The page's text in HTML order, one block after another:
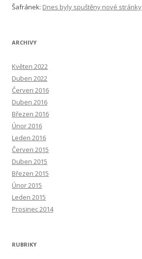
Šafránek: Dnes byly spuštěny nové stránky
ARCHIVY
Květen 2022
Duben 2022
Červen 2016
Duben 2016
Březen 2016
Únor 2016
Leden 2016
Červen 2015
Duben 2015
Březen 2015
Únor 2015
Leden 2015
Prosinec 2014
RUBRIKY